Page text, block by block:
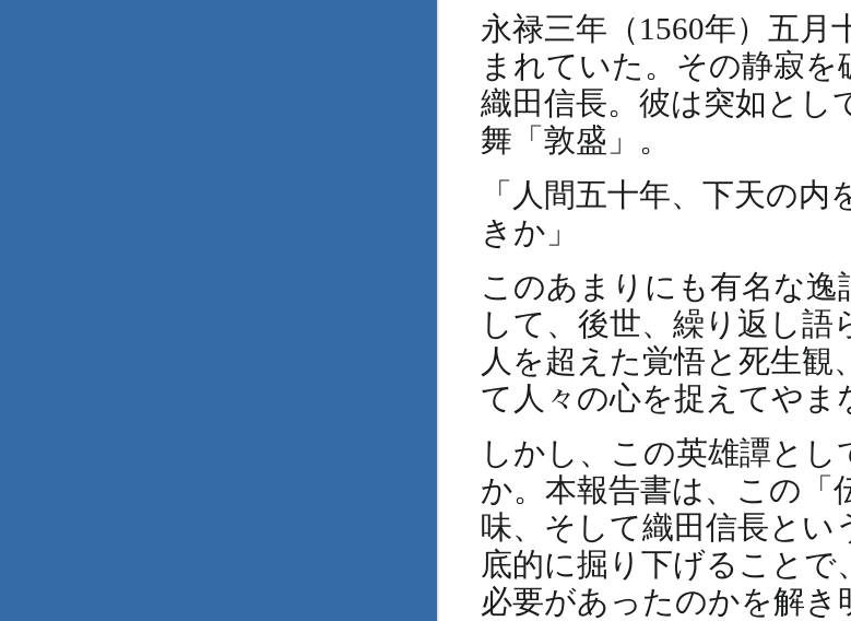
永禄三年（1560年）五
まれていた。その静寂
織田信長。彼は突如とし
舞「敦盛」。
「人間五十年、下天の
きか」
このあまりにも有名な
して、後世、繰り返し
人を超えた覚悟と死生
て人々の心を捉えてやま
しかし、この英雄譚と
か。本報告書は、この「
味、そして織田信長とい
底的に掘り下げること
必要があったのかを解き